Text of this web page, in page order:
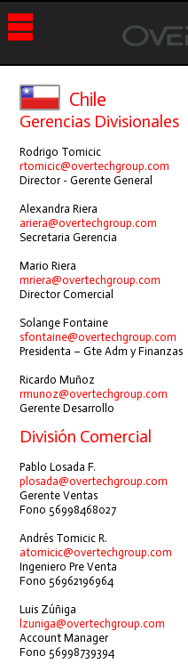
HOME
ACCESO CLIENTE
PRODUCTOS
OVERCALL
HOTELERA
FIDELITY
FONOMAIL
RECALL
SERVICIOS
NOTICIAS
PAÍSES
CHILE
PERÚ
ECUADOR
COSTA RICA
PANAMÁ
GUATEMALA
COLOMBIA
URUGUAY
CONTACTO
Chile
Gerencias Divisionales
Rodrigo Tomicic
rtomicic@overtechgroup.com
Director - Gerente General
Alexandra Riera
ariera@overtechgroup.com
Secretaria Gerencia
Mario Riera
mriera@overtechgroup.com
Director Comercial
Solange Fontaine
sfontaine@overtechgroup.com
Presidenta – Gte Adm y Finanzas
Ricardo Muñoz
rmunoz@overtechgroup.com
Gerente Desarrollo
División Comercial
Pablo Losada F.
plosada@overtechgroup.com
Gerente Ventas
Fono 56998468027
Andrés Tomicic R.
atomicic@overtechgroup.com
Ingeniero Pre Venta
Fono 56962196964
Luis Zúñiga
lzuniga@overtechgroup.com
Account Manager
Fono 56998739394